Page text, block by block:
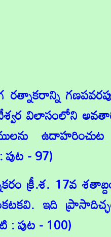
రత్నాకరాన్ని
విలాసంలోని
- 97)
క్రీ.శ. 17వ
ఇది
: పుట - 100)